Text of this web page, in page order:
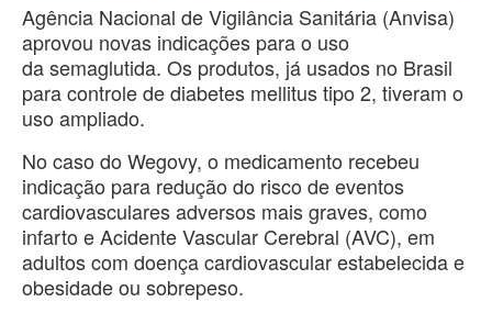
Agência Nacional de Vigilância Sanitária (Anvisa)
aprovou novas indicações para o uso
da semaglutida. Os produtos, já usados no Brasil
para controle de diabetes mellitus tipo 2, tiveram o
uso ampliado.
No caso do Wegovy, o medicamento recebeu
indicação para redução do risco de eventos
cardiovasculares adversos mais graves, como
infarto e Acidente Vascular Cerebral (AVC), em
adultos com doença cardiovascular estabelecida e
obesidade ou sobrepeso.